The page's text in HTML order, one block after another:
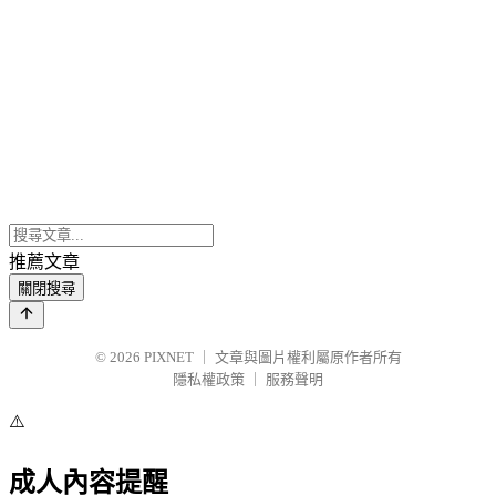
推薦文章
關閉搜尋
© 2026 PIXNET
文章與圖片權利屬原作者所有
隱私權政策
服務聲明
⚠️
成人內容提醒